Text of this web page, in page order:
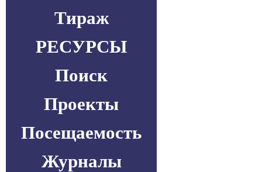
Тираж
РЕСУРСЫ
Поиск
Проекты
Посещаемость
Журналы